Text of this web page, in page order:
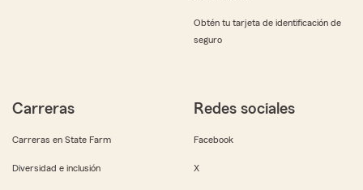
Obtén tu tarjeta de identificación de
seguro
Carreras
Carreras en State Farm
Diversidad e inclusión
Redes sociales
Facebook
X